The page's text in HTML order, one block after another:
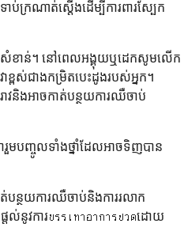
ប់ក្រណាត់ស្តើងដើម្បីការពារស្បែក
សំខាន់។ នៅពេលអង្គុយឬដេកសូមលើក
ខ្ពស់ជាងកម្រិតបេះដូងរបស់អ្នក។
ាវនិងអាចកាត់បន្ថយការឈឺចាប់
ារួមបញ្ចូលទាំងថ្នាំដែលអាចទិញបាន
បន្ថយការឈឺចាប់និងការរលាក
ល់នូវការบรรเทาอาการปวดដោយ